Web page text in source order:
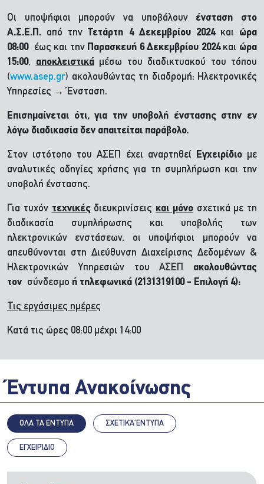
Οι υποψήφιοι μπορούν να υποβάλουν ένσταση στο
Α.Σ.Ε.Π. από τηνΤετάρτη 4 Δεκεμβρίου 2024και ώρα
08:00 έως και την Παρασκευή 6 Δεκεμβρίου 2024και ώρα
15:00, αποκλειστικάμέσω του διαδικτυακού του τόπου
(www.asep.gr) ακολουθώντας τη διαδρομή: Ηλεκτρονικές
Υπηρεσίες → Ένσταση.
Επισημαίνεται ότι, για την υποβολή ένστασης στην εν
λόγω διαδικασία δεν απαιτείται παράβολο.
Στον ιστότοπο του ΑΣΕΠ έχει αναρτηθεί Εγχειρίδιομε
αναλυτικές οδηγίες χρήσης για τη συμπλήρωση και την
υποβολή ένστασης.
Για τυχόν τεχνικέςδιευκρινίσεις και μόνοσχετικά με τη
διαδικασία συμπλήρωσης και υποβολής των
ηλεκτρονικών ενστάσεων, οι υποψήφιοι μπορούν να
απευθύνονται στη Διεύθυνση Διαχείρισης Δεδομένων &
Ηλεκτρονικών Υπηρεσιών του ΑΣΕΠ ακολουθώντας
τον σύνδεσμο ή τηλεφωνικά (2131319100 - Επιλογή 4):
Τις εργάσιμες ημέρες
Κατά τις ώρες 08:00 μέχρι 14:00
Έντυπα Ανακοίνωσης
ΟΛΑ ΤΑ ΕΝΤΥΠΑ ΣΧΕΤΙΚΆ ΈΝΤΥΠΑ
ΕΓΧΕΙΡΊΔΙΟ